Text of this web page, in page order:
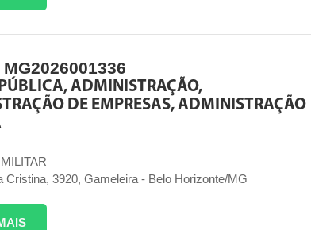
ADMINISTRAÇÃO,
DE EMPRESAS, ADMINISTRAÇÃO
Cristina, 3920, Gameleira - Belo Horizonte/MG